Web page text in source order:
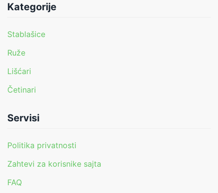
Kategorije
Stablašice
Ruže
Lišćari
Četinari
Servisi
Politika privatnosti
Zahtevi za korisnike sajta
FAQ